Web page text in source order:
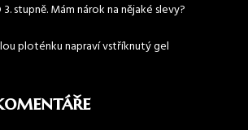
3. stupně. Mám nárok na nějaké slevy?
ploténku napraví vstříknutý gel